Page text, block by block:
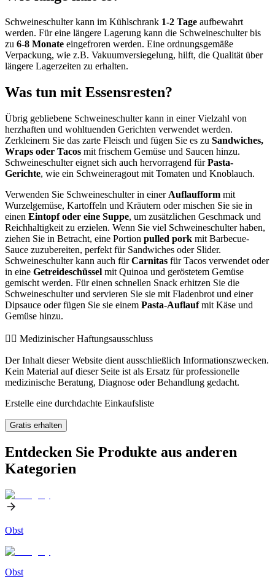
Schweineschulter kann im Kühlschrank 1-2 Tage aufbewahrt
werden. Für eine längere Lagerung kann die Schweineschulter bis
zu 6-8 Monate eingefroren werden. Eine ordnungsgemäße
Verpackung, wie z.B. Vakuumversiegelung, hilft, die Qualität über
längere Lagerzeiten zu erhalten.
Was tun mit Essensresten?
Übrig gebliebene Schweineschulter kann in einer Vielzahl von
herzhaften und wohltuenden Gerichten verwendet werden.
Zerkleinern Sie das zarte Fleisch und fügen Sie es zu Sandwiches,
Wraps oder Tacos mit frischem Gemüse und Saucen hinzu.
Schweineschulter eignet sich auch hervorragend fürPasta-
Gerichte, wie ein Schweineragout mit Tomaten und Knoblauch.
Verwenden Sie Schweineschulter in einer Auflaufform mit
Wurzelgemüse, Kartoffeln und Kräutern oder mischen Sie sie in
einen Eintopf oder eine Suppe, um zusätzlichen Geschmack und
Reichhaltigkeit zu erzielen. Wenn Sie viel Schweineschulter haben,
ziehen Sie in Betracht, eine Portion pulled pork mit Barbecue-
Sauce zuzubereiten, perfekt für Sandwiches oder Slider.
Schweineschulter kann auch fürCarnitas für Tacos verwendet oder
in eine Getreideschüssel mit Quinoa und geröstetem Gemüse
gemischt werden. Für einen schnellen Snack erhitzen Sie die
Schweineschulter und servieren Sie sie mit Fladenbrot und einer
Dipsauce oder fügen Sie sie einem Pasta-Auflaufmit Käse und
Gemüse hinzu.
👨‍⚕️️ Medizinischer Haftungsausschluss
Der Inhalt dieser Website dient ausschließlich Informationszwecken.
Kein Material auf dieser Seite ist als Ersatz für professionelle
medizinische Beratung, Diagnose oder Behandlung gedacht.
Erstelle eine durchdachte Einkaufsliste
Gratis erhalten
Entdecken Sie Produkte aus anderen
Kategorien
Obst
Obst